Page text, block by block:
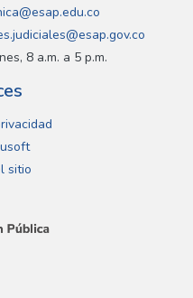
8 a.m. a 5 p.m.
sitio